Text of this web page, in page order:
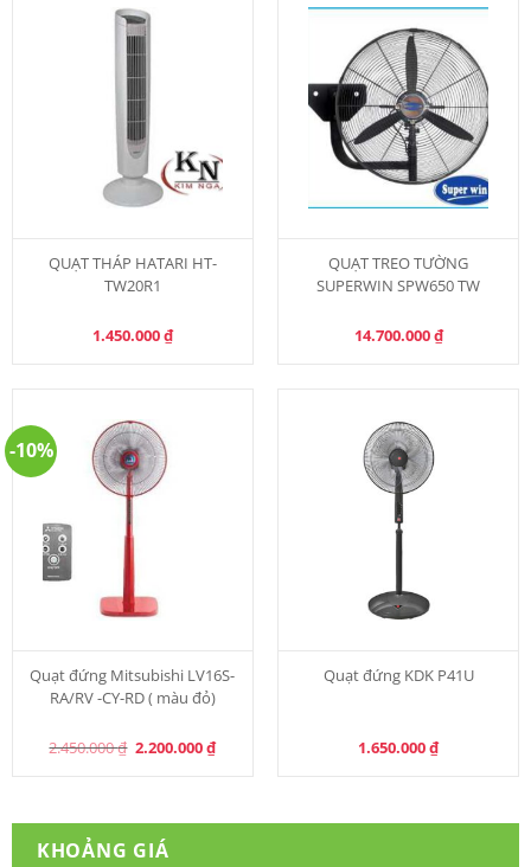
QUẠT THÁP HATARI HT-
TW20R1
1.450.000₫
QUẠT TREO TƯỜNG
SUPERWIN SPW650 TW
14.700.000₫
-10%
Quạt đứng Mitsubishi LV16S-
RA/RV -CY-RD ( màu đỏ)
2.450.000₫ Original
price
2.200.000₫Current
price
Quạt đứng KDK P41U
1.650.000₫
KHOẢNG GIÁ